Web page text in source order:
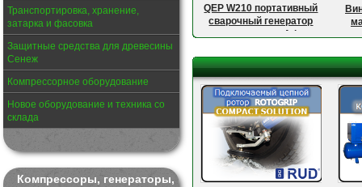
Транспортировка, хранение,
затарка и фасовка
Защитные средства для древесины
Сенеж
Компрессорное оборудование
Новое оборудование и техника со
склада
Компрессоры, генераторы,
QEP W210 портативный
сварочный генератор
производства Atlas